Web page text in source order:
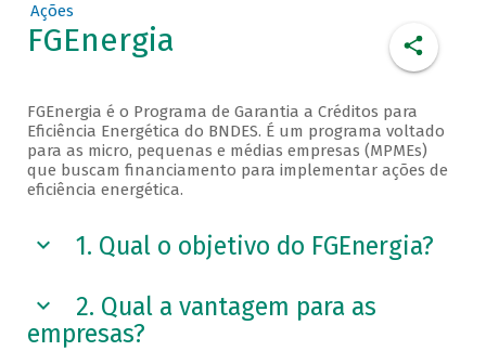
Ações
FGEnergia
FGEnergia é o Programa de Garantia a Créditos para
Eficiência Energética do BNDES. É um programa voltado
para as micro, pequenas e médias empresas (MPMEs)
que buscam financiamento para implementar ações de
eficiência energética.
1. Qual o objetivo do FGEnergia?
2. Qual a vantagem para as
empresas?